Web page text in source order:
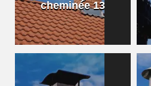
cheminée 13